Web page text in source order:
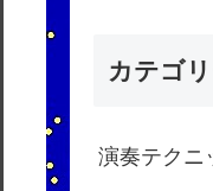
カテゴ
演奏テクニ